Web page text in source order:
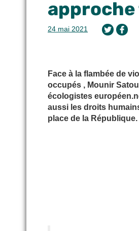
24 mai 2021
Face à la flambée de
occupés , Mounir
écologistes
aussi les droits
place de la République.